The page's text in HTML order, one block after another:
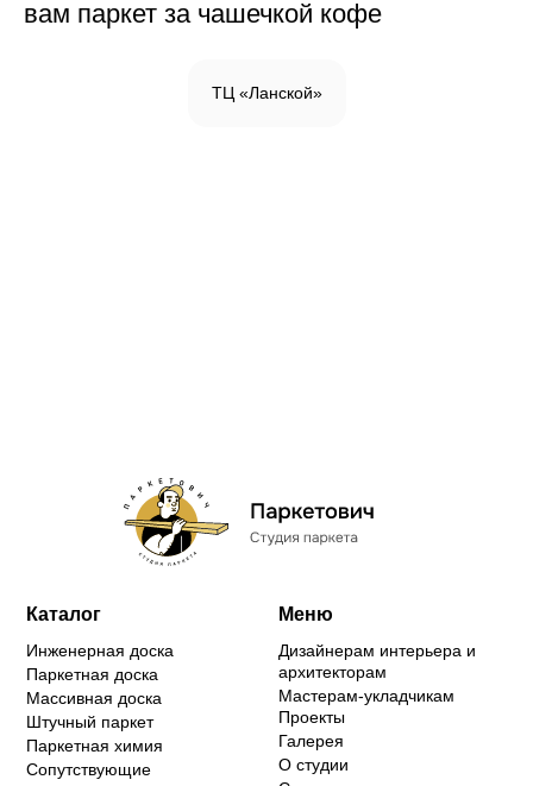
вам паркет за чашечкой кофе
ТЦ «Ланской»
Каталог
Инженерная доска
Паркетная доска
Массивная доска
Штучный паркет
Паркетная химия
Сопутствующие
Меню
Дизайнерам интерьера и
архитекторам
Мастерам-укладчикам
Проекты
Галерея
О студии